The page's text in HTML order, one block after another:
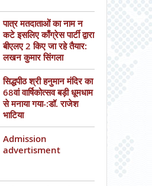
पात्र मतदाताओं का नाम न
कटे इसलिए काँग्रेस पार्टी द्वारा
बीएलए 2 किए जा रहे तैयार:
लखन कुमार सिंगला
सिद्धपीठ श्री हनुमान मंदिर का
68वां वार्षिकोत्सव बड़ी धूमधाम
से मनाया गया-:डॉ. राजेश
भाटिया
Admission
advertisment